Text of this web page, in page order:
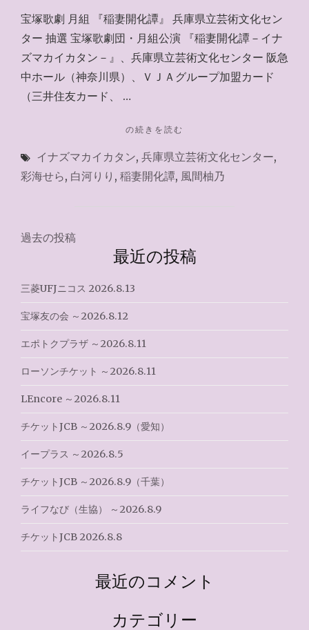
宝塚歌劇 月組 『稲妻開化譚』 兵庫県立芸術文化セン
ター 抽選 宝塚歌劇団・月組公演 『稲妻開化譚－イナ
ズマカイカタン－』、兵庫県立芸術文化センター 阪急
中ホール（神奈川県）、ＶＪＡグループ加盟カード
（三井住友カード、 …
"VPASS
ケ
ッ
の続きを読む
イナズマカイカタン, 兵庫県立芸術文化センター,
彩海せら, 白河りり , 稲妻開化譚, 風間柚乃
投
ナ
ビ
ゲ
ー
シ
ョ
ン
過去の投稿
最近の投稿
三菱UFJニコス 2026.8.13
宝塚友の会 ～2026.8.12
エポトクプラザ ～2026.8.11
ローソンチケット ～2026.8.11
LEncore ～2026.8.11
チケットJCB ～2026.8.9（愛知）
イープラス ～2026.8.5
チケットJCB ～2026.8.9（千葉）
ライフなび（生協） ～2026.8.9
チケットJCB 2026.8.8
最近のコメント
カテゴリー